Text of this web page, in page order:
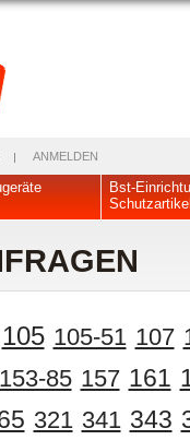
ANMELDEN
Bst-
105 105-51 107
153-85 157 161
321 341 343